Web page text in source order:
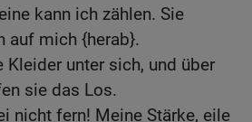
kann ich zählen. Sie
auf mich {herab}.
Kleider unter sich, und über
sie das Los.
nicht fern! Meine Stärke, eile